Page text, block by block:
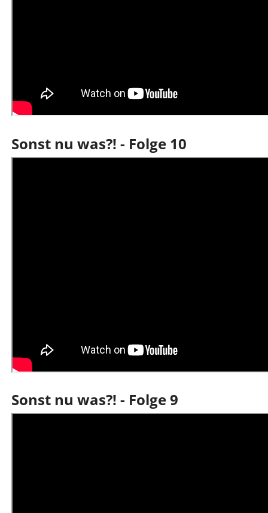
Sonst nu was?! - Folge 10
Sonst nu was?! - Folge 9